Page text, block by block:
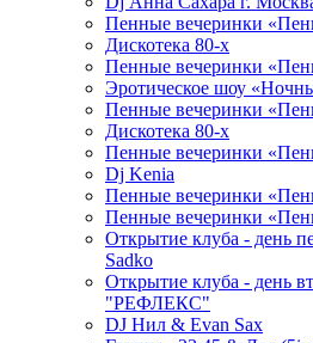
Пенные вечеринки
Дискотека 80-х
Пенные вечеринки
Эротическое шоу
Пенные вечеринки
Дискотека 80-х
Пенные вечеринки
Dj Kenia
Пенные вечеринки
Пенные вечеринки
Открытие клуба - день
Sadko
Открытие клуба - день
"РЕФЛЕКС"
DJ Нил & Evan Sax